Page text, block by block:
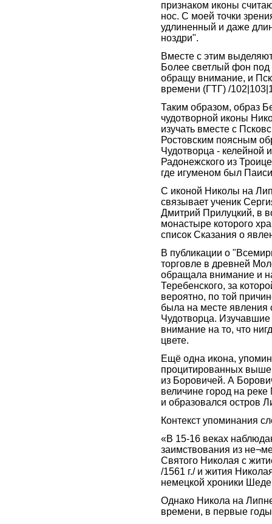
признаком иконы
нос. С моей точки
удлиненный и даже
ноздри".
Вместе с этим
Более светлый фон под
обращу внимание, и
времени (ГТГ) /
Таким образом, образ
чудотворной иконы
изучать вместе с
Ростовским поясным
Чудотворца - келейной
Радонежского из
где игуменом был
С иконой Николы на
связывает ученик
Дмитрий Прилуцкий, в
монастыре которого
список Сказания о
В публикации о
торговле в древней
обращала внимание и
Теребенского, за
вероятно, по той
была на месте явления
Чудотворца.
внимание на то, что
цвете.
Ещё одна икона,
процитированных
из Боровичей. А
величине город на реке
и образовался остров
Контекст упоминания
«В 15-16 веках
заимствования из
Святого Николая с
/1561 г./ и жития
немецкой хроники
Однако Никола на
времени, в первые